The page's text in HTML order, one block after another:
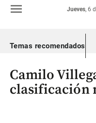
Colombia
Jueves, 6
menu
Temas recomendados
Camilo
clasificación